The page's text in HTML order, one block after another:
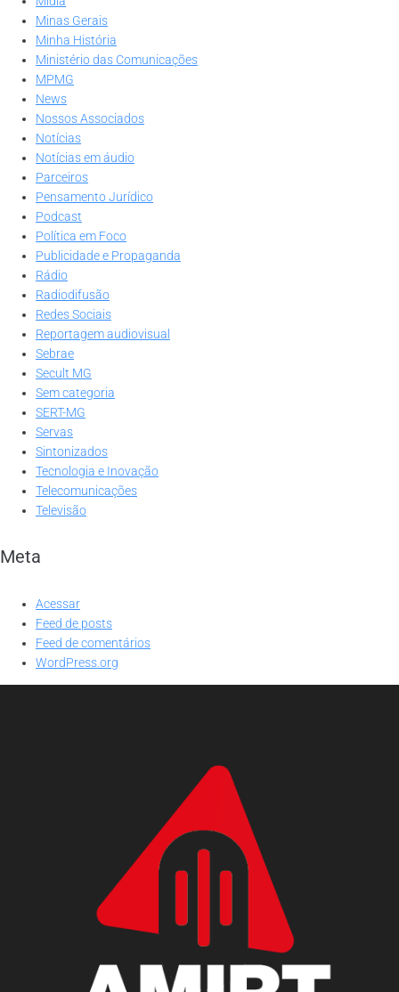
Minas Gerais
Minha História
Ministério das Comunicações
MPMG
News
Nossos Associados
Notícias
Notícias em áudio
Parceiros
Pensamento Jurídico
Podcast
Política em Foco
Publicidade e Propaganda
Rádio
Radiodifusão
Redes Sociais
Reportagem audiovisual
Sebrae
Secult MG
Sem categoria
SERT-MG
Servas
Sintonizados
Tecnologia e Inovação
Telecomunicações
Televisão
Meta
Acessar
Feed de posts
Feed de comentários
WordPress.org